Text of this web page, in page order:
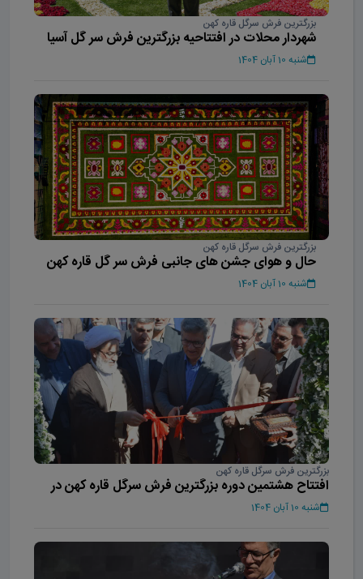
بزرگترین فرش سرگل قاره کهن
شهردار محلات در افتتاحیه بزرگترین فرش سر گل آسیا
شنبه 10 آبان 1404
بزرگترین فرش سرگل قاره کهن
حال و هوای جشن های جانبی فرش سر گل قاره کهن
شنبه 10 آبان 1404
بزرگترین فرش سرگل قاره کهن
افتتاح هشتمین دوره بزرگترین فرش سرگل قاره کهن در
محلات
شنبه 10 آبان 1404